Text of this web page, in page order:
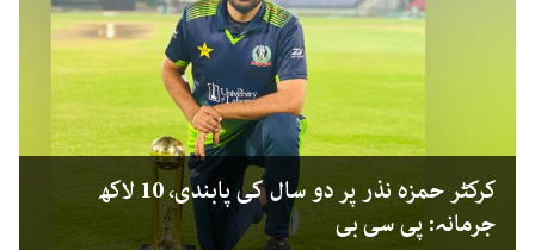
کرکٹر حمزہ نذر پر دو سال کی پابندی، 10 لاکھ
جرمانہ: پی سی بی